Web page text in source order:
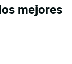
mejores